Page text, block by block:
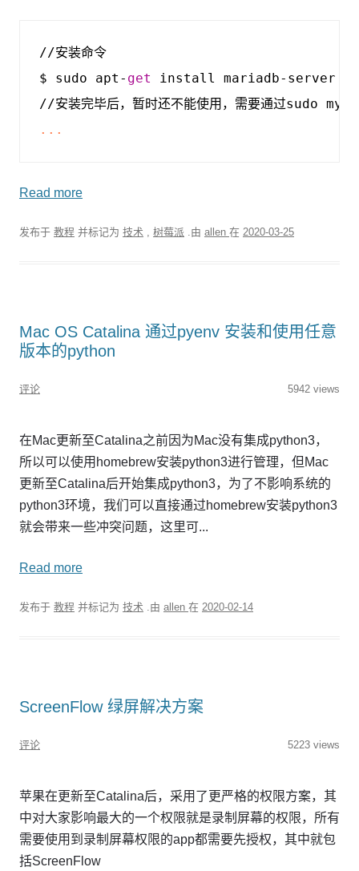
//安装命令
$
sudo apt - get install mariadb- server
//安装完毕后， 暂时还不能使用 ， 需要通过sudo
...
Read more
发布于 教程 并标记为 技术 , 树莓派 .由 allen 在 2020-03-25
Mac OS Catalina 通过pyenv 安装和使用任意
版本的python
评论 5942 views
在Mac更新至Catalina之前因为Mac没有集成python3，
所以可以使用homebrew安装python3进行管理，但Mac
更新至Catalina后开始集成python3，为了不影响系统的
python3环境，我们可以直接通过homebrew安装python3
就会带来一些冲突问题，这里可...
Read more
发布于 教程 并标记为 技术 .由 allen 在 2020-02-14
ScreenFlow 绿屏解决方案
评论 5223 views
苹果在更新至Catalina后，采用了更严格的权限方案，其
中对大家影响最大的一个权限就是录制屏幕的权限，所有
需要使用到录制屏幕权限的app都需要先授权，其中就包
括ScreenFlow